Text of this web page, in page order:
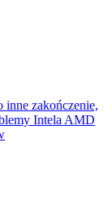
inne zakończenie,
Intela AMD